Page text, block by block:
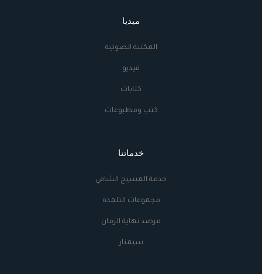
ميديا
المكتبة الصوتية
فيديو
كتابات
كتب ومطبوعات
خدماتنا
خدمة المسيح الشافي
مجموعات التلمذة
مرصد نهاية الزمان
سيمنار